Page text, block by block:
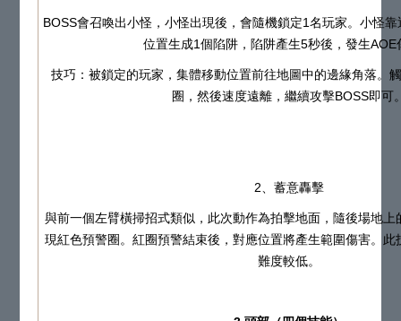
BOSS會召喚出小怪，小怪出現後，會隨機鎖定1名玩家。小怪
位置生成1個陷阱，陷阱產生5秒後，發生AOE
技巧：被鎖定的玩家，集體移動位置前往地圖中的邊緣角落。
圈，然後速度遠離，繼續攻擊BOSS即可
2、蓄意轟擊
與前一個左臂橫掃招式類似，此次動作為拍擊地面，隨後場地上
現紅色預警圈。紅圈預警結束後，對應位置將產生範圍傷害。此
難度較低。